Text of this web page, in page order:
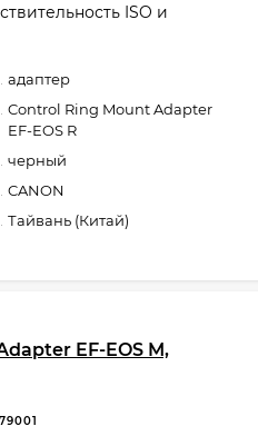
ISO и
адаптер
Control Ring Mount Adapter
EF-EOS R
черный
CANON
Тайвань (Китай)
EF-EOS M,